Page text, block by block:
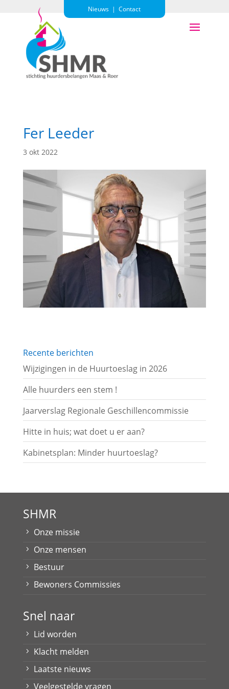
Nieuws |Contact
Fer Leeder
3 okt 2022
Recente berichten
Wijzigingen in de Huurtoeslag in 2026
Alle huurders een stem !
Jaarverslag Regionale Geschillencommissie
Hitte in huis; wat doet u er aan?
Kabinetsplan: Minder huurtoeslag?
SHMR
Onze missie
Onze mensen
Bestuur
Bewoners Commissies
Snel naar
Lid worden
Klacht melden
Laatste nieuws
Veelgestelde vragen